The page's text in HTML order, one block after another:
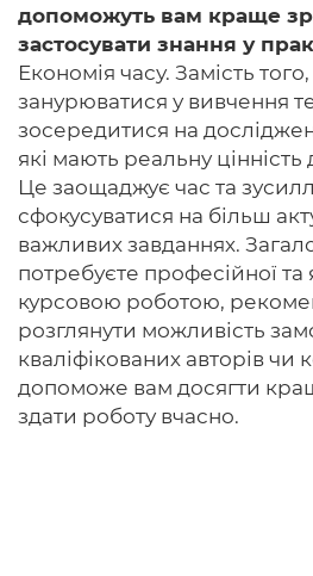
допоможуть вам краще
застосувати знання у
Економія часу. Замість
занурюватися у вивчення
зосередитися на
які мають реальну
Це заощаджує час та
сфокусуватися на більш
важливих завданнях.
потребуєте професійної та
курсовою роботою,
розглянути можливість
кваліфікованих авторів чи
допоможе вам досягти
здати роботу вчасно.